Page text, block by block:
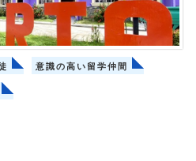
意識の高い留学仲間